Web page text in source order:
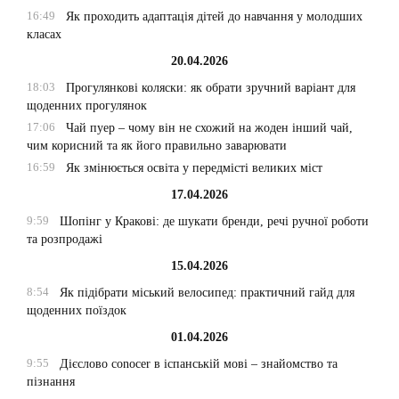
16:49
Як проходить адаптація дітей до навчання у молодших
класах
20.04.2026
18:03
Прогулянкові коляски: як обрати зручний варіант для
щоденних прогулянок
17:06
Чай пуер – чому він не схожий на жоден інший чай,
чим корисний та як його правильно заварювати
16:59
Як змінюється освіта у передмісті великих міст
17.04.2026
9:59
Шопінг у Кракові: де шукати бренди, речі ручної роботи
та розпродажі
15.04.2026
8:54
Як підібрати міський велосипед: практичний гайд для
щоденних поїздок
01.04.2026
9:55
Дієслово conocer в іспанській мові – знайомство та
пізнання